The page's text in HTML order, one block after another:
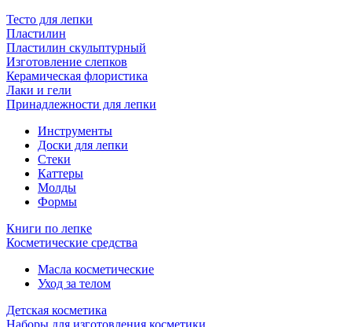
Тесто для лепки
Пластилин
Пластилин скульптурный
Изготовление слепков
Керамическая флористика
Лаки и гели
Принадлежности для лепки
Инструменты
Доски для лепки
Стеки
Каттеры
Молды
Формы
Книги по лепке
Косметические средства
Масла косметические
Уход за телом
Детская косметика
Наборы для изготовления косметики